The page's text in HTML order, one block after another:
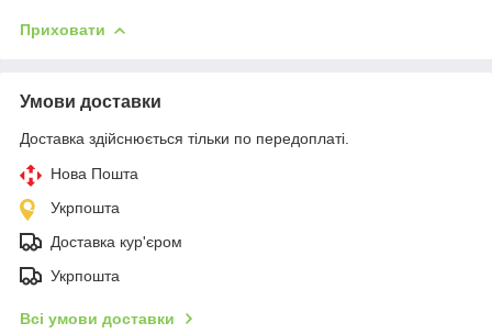
Приховати
Умови доставки
Доставка здійснюється тільки по передоплаті.
Нова Пошта
Укрпошта
Доставка кур'єром
Укрпошта
Всі умови доставки